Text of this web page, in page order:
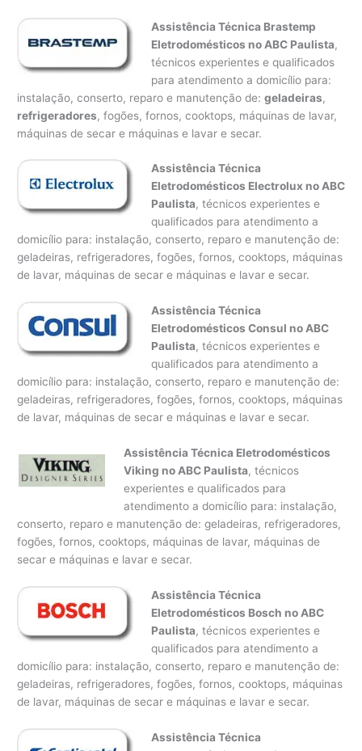
Assistência Técnica Brastemp
Eletrodomésticos no ABC Paulista,
técnicos experientes e qualificados
para atendimento a domicílio para:
instalação, conserto, reparo e manutenção de:geladeiras,
refrigeradores, fogões, fornos, cooktops, máquinas de lavar,
máquinas de secar e máquinas e lavar e secar.
Assistência Técnica
Eletrodomésticos Electrolux no ABC
Paulista, técnicos experientes e
qualificados para atendimento a
domicílio para: instalação, conserto, reparo e manutenção de:
geladeiras, refrigeradores, fogões, fornos, cooktops, máquinas
de lavar, máquinas de secar e máquinas e lavar e secar.
Assistência Técnica
Eletrodomésticos Consul no ABC
Paulista, técnicos experientes e
qualificados para atendimento a
domicílio para: instalação, conserto, reparo e manutenção de:
geladeiras, refrigeradores, fogões, fornos, cooktops, máquinas
de lavar, máquinas de secar e máquinas e lavar e secar.
Assistência Técnica Eletrodomésticos
Viking no ABC Paulista, técnicos
experientes e qualificados para
atendimento a domicílio para: instalação,
conserto, reparo e manutenção de: geladeiras, refrigeradores,
fogões, fornos, cooktops, máquinas de lavar, máquinas de
secar e máquinas e lavar e secar.
Assistência Técnica
Eletrodomésticos Bosch no ABC
Paulista, técnicos experientes e
qualificados para atendimento a
domicílio para: instalação, conserto, reparo e manutenção de:
geladeiras, refrigeradores, fogões, fornos, cooktops, máquinas
de lavar, máquinas de secar e máquinas e lavar e secar.
Assistência Técnica